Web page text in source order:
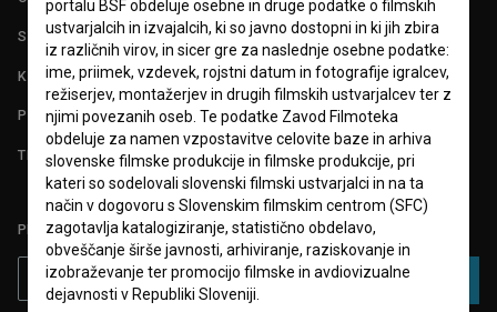
STATISTIKA
KONTAKT
POGOSTA VPRAŠANJA
TEST FUNKCIONALNOSTI
PRIJAVITE SE NA BSF NOVIČNIK:
PRIJAVA
portalu BSF obdeluje osebne in druge podatke o filmskih
ustvarjalcih in izvajalcih, ki so javno dostopni in ki jih zbira
iz različnih virov, in sicer gre za naslednje osebne podatke:
ime, priimek, vzdevek, rojstni datum in fotografije igralcev,
režiserjev, montažerjev in drugih filmskih ustvarjalcev ter z
njimi povezanih oseb. Te podatke Zavod Filmoteka
obdeluje za namen vzpostavitve celovite baze in arhiva
slovenske filmske produkcije in filmske produkcije, pri
kateri so sodelovali slovenski filmski ustvarjalci in na ta
način v dogovoru s Slovenskim filmskim centrom (SFC)
zagotavlja katalogiziranje, statistično obdelavo,
obveščanje širše javnosti, arhiviranje, raziskovanje in
izobraževanje ter promocijo filmske in avdiovizualne
dejavnosti v Republiki Sloveniji.